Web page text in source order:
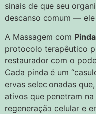
sinais de que seu
descanso comum — ele
A Massagem com
protocolo terapêutico
restaurador com o
Cada pinda é um
ervas selecionadas
ativos que penetram
regeneração celular e